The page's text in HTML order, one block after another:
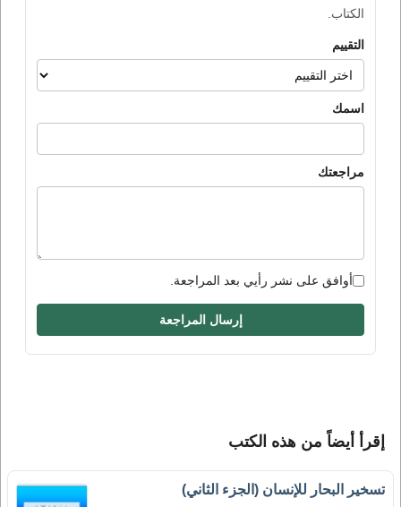
الكتاب.
التقييم
اسمك
مراجعتك
أوافق على نشر رأيي بعد المراجعة.
إرسال المراجعة
إقرأ أيضاً من هذه الكتب
تسخير البحار للإنسان (الجزء الثاني)